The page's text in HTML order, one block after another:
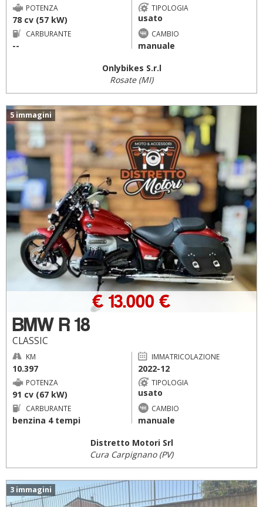
POTENZA
78 cv (57 kW)
TIPOLOGIA
usato
CARBURANTE
--
CAMBIO
manuale
Onlybikes S.r.l
Rosate (MI)
5 immagini
BMW R 18
CLASSIC
€ 13.000 €
KM
10.397
IMMATRICOLAZIONE
2022-12
POTENZA
91 cv (67 kW)
TIPOLOGIA
usato
CARBURANTE
benzina 4 tempi
CAMBIO
manuale
Distretto Motori Srl
Cura Carpignano (PV)
3 immagini